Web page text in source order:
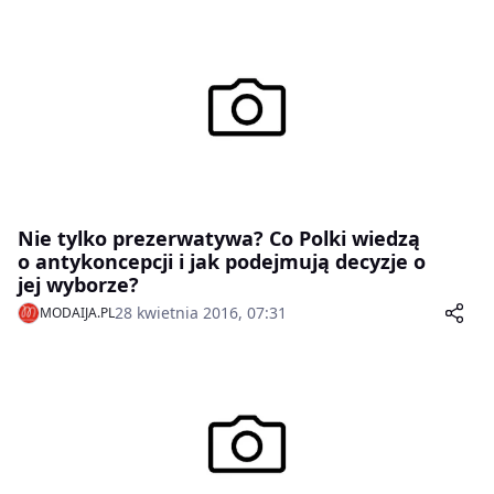
Nie tylko prezerwatywa? Co Polki wiedzą
o antykoncepcji i jak podejmują decyzje o
jej wyborze?
MODAIJA.PL28 kwietnia 2016, 07:31